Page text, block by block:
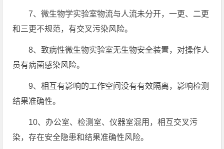
7、微生物学实验室物流与人流未分开，一更、二更
和三更不规范，有交叉污染风险。
8、致病性微生物实验室无生物安全装置，对操作人
员有病菌感染风险。
9、相互有影响的工作空间没有有效隔离，影响检测
结果准确性。
10、办公室、检测室、仪器室混用，相互交叉污
染，存在安全隐患和结果准确性风险。